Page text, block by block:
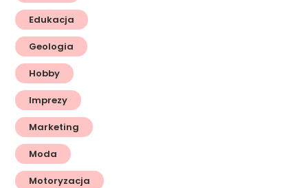
Edukacja
Geologia
Hobby
Imprezy
Marketing
Moda
Motoryzacja